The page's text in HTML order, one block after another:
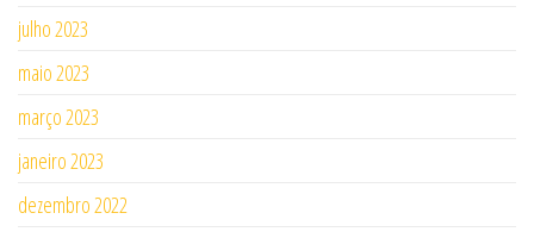
julho 2023
maio 2023
março 2023
janeiro 2023
dezembro 2022